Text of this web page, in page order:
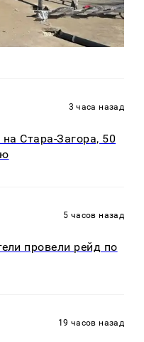
3 часа назад
Стара-Загора, 50
5 часов назад
провели рейд по
19 часов назад